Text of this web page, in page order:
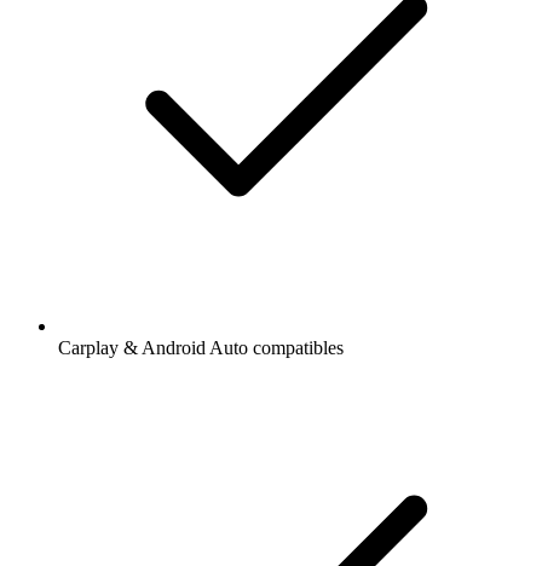
Carplay & Android Auto compatibles